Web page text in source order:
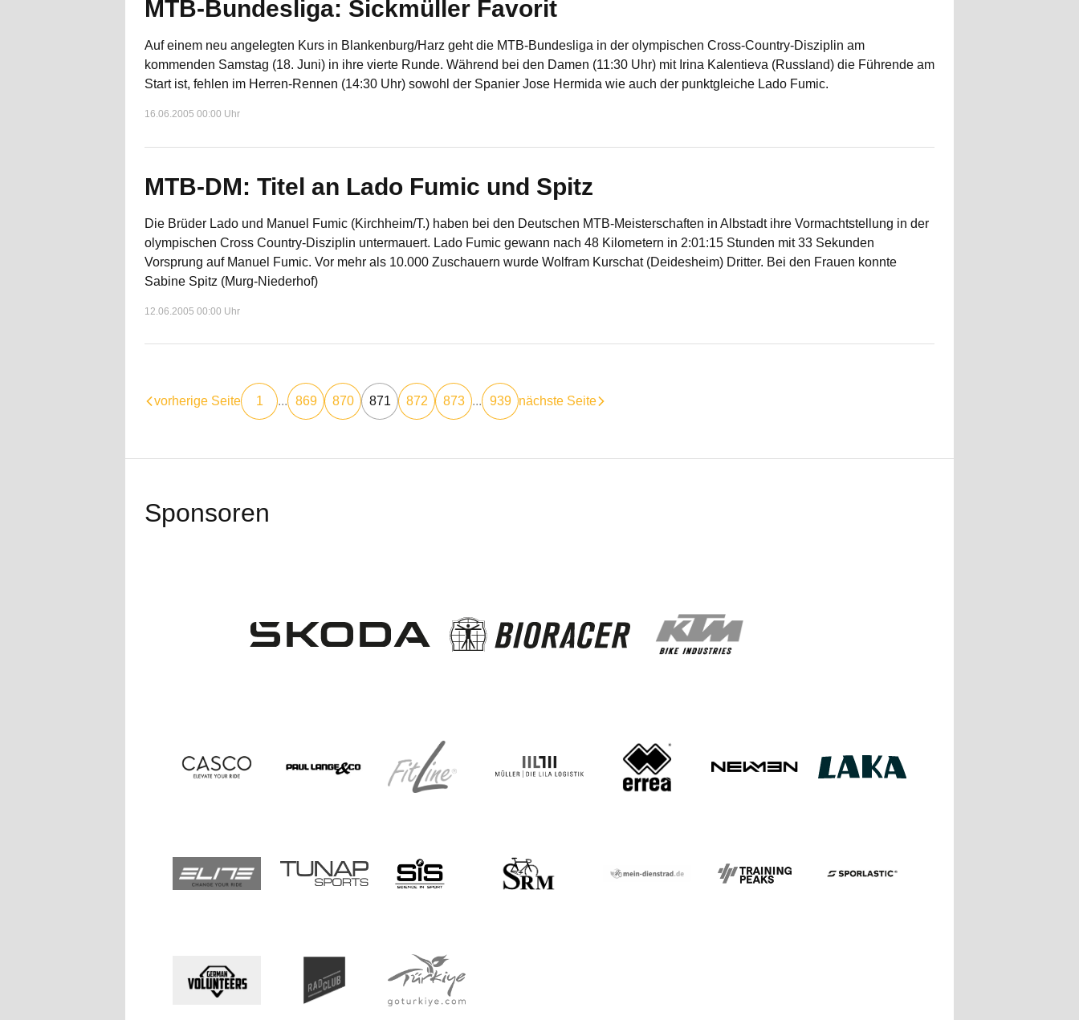
MTB-Bundesliga: Sickmüller Favorit
Auf einem neu angelegten Kurs in Blankenburg/Harz geht die MTB-Bundesliga in der olympischen Cross-Country-Disziplin am
kommenden Samstag (18. Juni) in ihre vierte Runde. Während bei den Damen (11:30 Uhr) mit Irina Kalentieva (Russland) die Führende am
Start ist, fehlen im Herren-Rennen (14:30 Uhr) sowohl der Spanier Jose Hermida wie auch der punktgleiche Lado Fumic.
16.06.2005 00:00 Uhr
MTB-DM: Titel an Lado Fumic und Spitz
Die Brüder Lado und Manuel Fumic (Kirchheim/T.) haben bei den Deutschen MTB-Meisterschaften in Albstadt ihre Vormachtstellung in der
olympischen Cross Country-Disziplin untermauert. Lado Fumic gewann nach 48 Kilometern in 2:01:15 Stunden mit 33 Sekunden
Vorsprung auf Manuel Fumic. Vor mehr als 10.000 Zuschauern wurde Wolfram Kurschat (Deidesheim) Dritter. Bei den Frauen konnte
Sabine Spitz (Murg-Niederhof)
12.06.2005 00:00 Uhr
vorherige Seite 1 ... 869 870 871 872 873 ... 939 nächste Seite
Sponsoren